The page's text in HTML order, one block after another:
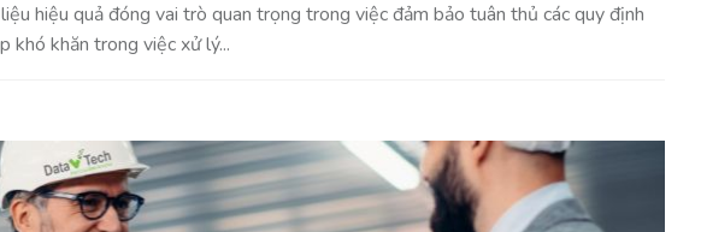
hiệu quả đóng vai trò quan trọng trong việc đảm bảo tuân thủ các quy định
khó khăn trong việc xử lý...